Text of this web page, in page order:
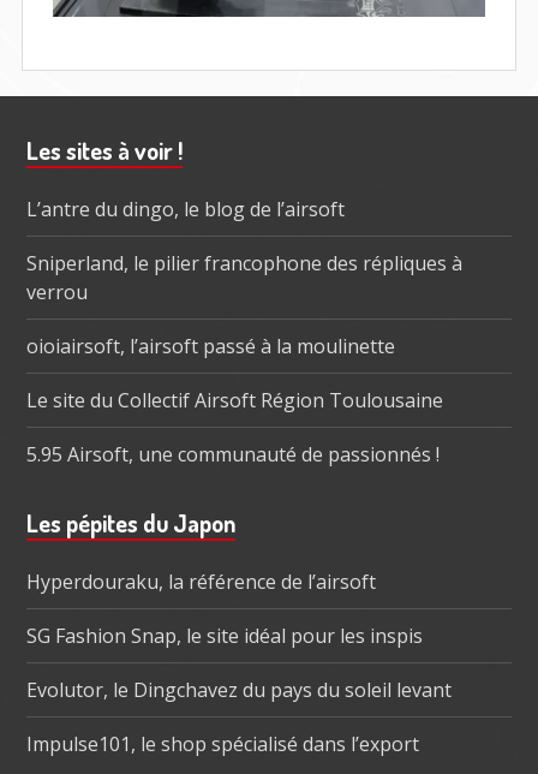
Barre
subsidiaire
Les sites à voir !
L’antre du dingo, le blog de l’airsoft
Sniperland, le pilier francophone des répliques à
verrou
oioiairsoft, l’airsoft passé à la moulinette
Le site du Collectif Airsoft Région Toulousaine
5.95 Airsoft, une communauté de passionnés !
Les pépites du Japon
Hyperdouraku, la référence de l’airsoft
SG Fashion Snap, le site idéal pour les inspis
Evolutor, le Dingchavez du pays du soleil levant
Impulse101, le shop spécialisé dans l’export